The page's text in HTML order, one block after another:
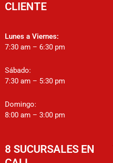
CLIENTE
Lunes a Viernes:
7:30 am – 6:30 pm
Sábado:
7:30 am – 5:30 pm
Domingo:
8:00 am – 3:00 pm
8 SUCURSALES EN